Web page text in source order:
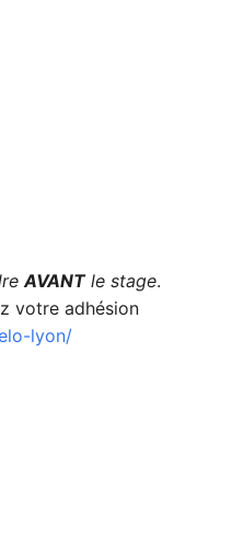
AVANTle stage.
votre adhésion
lyon/